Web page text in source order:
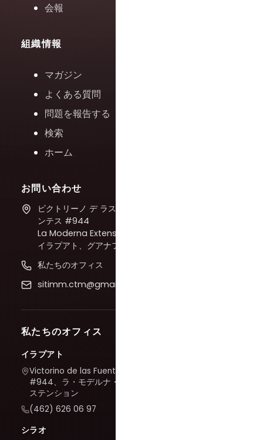
会報
組織情報
マガジン
よくある質問
問題を報告する
検索
ホーム
お問い合わせ
ビクトリーノ デ ラス フエ
ンテス #944
La Moderna Extension、
イラプアト、グアナファト
私たちのオフィス
sitimm.ctm@gmail.com
私たちのオフィス
イラプアト
Victorino de las Fuentes
#944、ラ・モデルナ・エク
ステンション
(462) 626 06 97
シラオ